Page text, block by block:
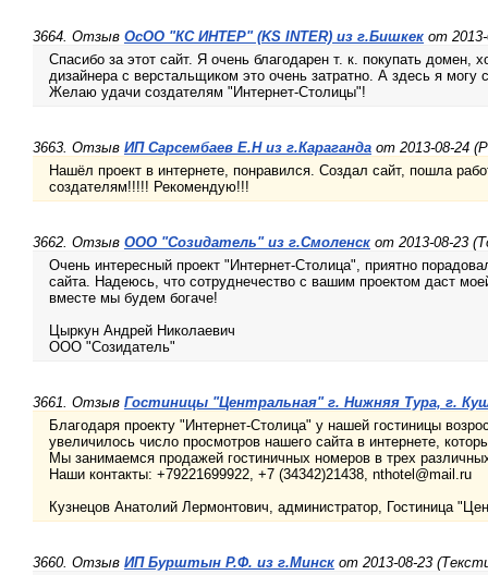
3664. Отзыв ОсОО "КС ИНТЕР" (KS INTER) из г.Бишкек от
Спасибо за этот сайт. Я очень благодарен т. к. покупать домен,
дизайнера с верстальщиком это очень затратно. А здесь я могу
Желаю удачи создателям "Интернет-Столицы"!
3663. Отзыв ИП Сарсембаев Е.Н из г.Караганда от 2013-08-24
Нашёл проект в интернете, понравился. Создал сайт, пошла
создателям!!!!! Рекомендую!!!
3662. Отзыв ООО "Созидатель" из г.Смоленск от 2013-08-23
Очень интересный проект "Интернет-Столица", приятно
сайта. Надеюсь, что сотруднечество с вашим проектом даст
вместе мы будем богаче!
Цыркун Андрей Николаевич
ООО "Созидатель"
3661. Отзыв Гостиницы "Центральная" г. Нижняя Тура, г.
Благодаря проекту "Интернет-Столица" у нашей гостиницы
увеличилось число просмотров нашего сайта в интернете,
Мы занимаемся продажей гостиничных номеров в трех
Наши контакты: +79221699922, +7 (34342)21438, nthotel@mail.ru
Кузнецов Анатолий Лермонтович, администратор, Гостиница
3660. Отзыв ИП Бурштын Р.Ф. из г.Минск от 2013-08-23